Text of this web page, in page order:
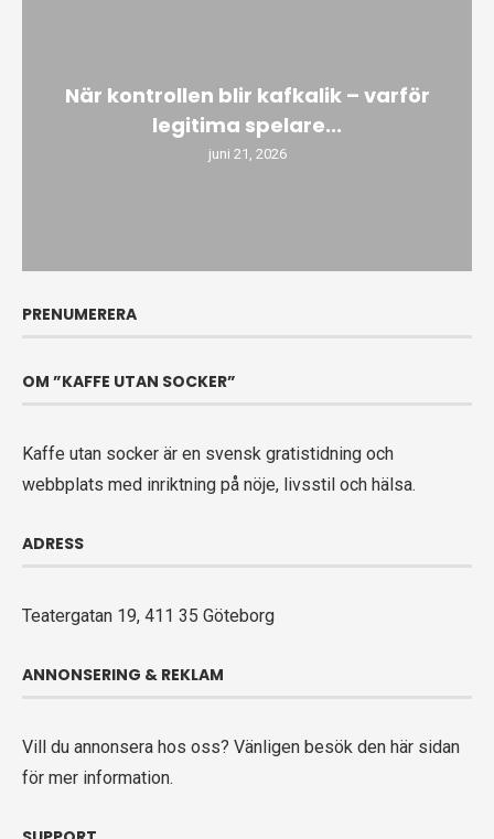
När kontrollen blir kafkalik – varför
legitima spelare...
juni 21, 2026
PRENUMERERA
OM ”KAFFE UTAN SOCKER”
Kaffe utan socker är en svensk gratistidning och
webbplats med inriktning på nöje, livsstil och hälsa.
ADRESS
Teatergatan 19, 411 35 Göteborg
ANNONSERING & REKLAM
Vill du annonsera hos oss? Vänligen besök den här sidan
för mer information.